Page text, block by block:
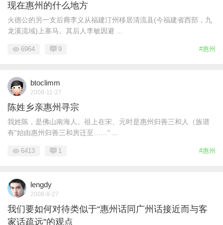
现在惠州的什么地方
火德公的另一支后裔李义从福建汀州移居清流县(今福建省西部，九
龙溪流域)上寨马。其后人李敏因避 ...
#惠州
6964 9
btoclimm
2008-11-27
陈姓乡亲惠州寻宗
我姓陈，是佛山南海人。祖上在宋、元时是惠州归善三和人（族谱
有“始由惠州归善三和房迁至……” ...
#惠州
6413 1
lengdy
2008-8-27
我们要如何对待类似于“惠州话同广州话接近而与客
家话疏远”的观点